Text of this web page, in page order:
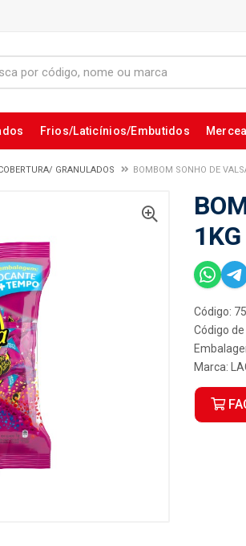
Frios/Laticínios/Embutidos
GRANULADOS BOMBOM SONHO DE
Código:
Código
Marca: